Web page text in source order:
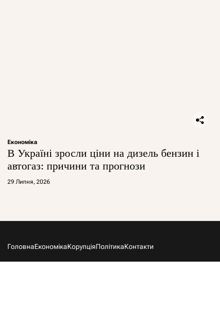
Економіка
В Україні зросли ціни на дизель бензин і
автогаз: причини та прогнози
29 Липня, 2026
ГоловнаЕкономікаКорупціяПолітикаКонтакти